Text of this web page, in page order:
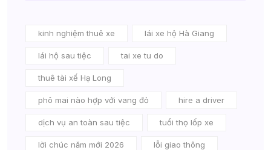
kinh nghiệm thuê xe lái xe hộ Hà Giang
lái hộ sau tiệc tai xe tu do
thuê tài xế Hạ Long
phô mai nào hợp với vang đỏ hire a driver
dịch vụ an toàn sau tiệc tuổi thọ lốp xe
lời chúc năm mới 2026 lỗi giao thông